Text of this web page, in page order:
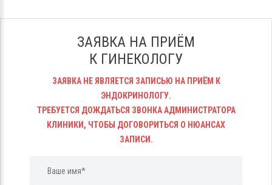
ЗАЯВКА НА ПРИЁМ
К ГИНЕКОЛОГУ
ЗАЯВКА НЕ ЯВЛЯЕТСЯ ЗАПИСЬЮ НА ПРИЁМ К
ЭНДОКРИНОЛОГУ.
ТРЕБУЕТСЯ ДОЖДАТЬСЯ ЗВОНКА АДМИНИСТРАТОРА
КЛИНИКИ, ЧТОБЫ ДОГОВОРИТЬСЯ О НЮАНСАХ
ЗАПИСИ.